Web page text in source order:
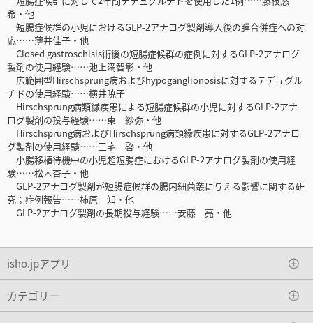
希・他
短腸症候群の小児におけるGLP-2アナログ製剤導入後の膵合併症への対
応……薄井佳子・他
Closed gastroschisis術後の短腸症候群の症例に対するGLP-2アナログ
製剤の使用経験……池上満智彰・他
広範囲型Hirschsprung病およびhypoganglionosisに対するテデュグル
チドの使用経験……横井暁子
Hirschsprung病類縁疾患による短腸症候群の小児に対するGLP-2アナ
ログ製剤の投与経験……東 紗弥・他
Hirschsprung病およびHirschsprung病類縁疾患に対するGLP-2アナロ
グ製剤の使用経験……三宅 啓・他
小腸移植待機中の小児超短腸症におけるGLP-2アナログ製剤の使用経
験……松木杏子・他
GLP-2アナログ製剤が短腸症候群の腸内細菌叢に与える影響に関する研
究；症例報告……柿原 知・他
GLP-2アナログ製剤の長期投与経験……安藤 亮・他
isho.jpアプリ
カテゴリー